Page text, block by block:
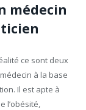
médecin
ce sont deux
à la base
Il est apte à
l’obésité,